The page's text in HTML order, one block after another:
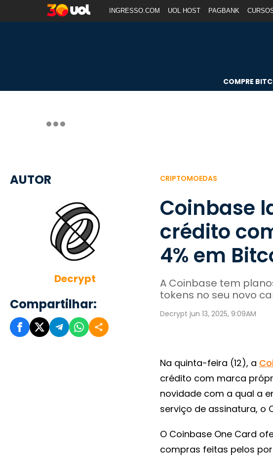
INGRESSO.COM UOL HOST PAGBANK
COMPRE
AUTOR
Decrypt
Compartilhar:
CRIPTOMOEDAS
Coinbase
crédito
4% em
A Coinbase tem
tokens no seu novo
Decrypt jun 13, 2025, 9:09AM
Na quinta-feira (12), a
crédito com marca
novidade com a qual a
serviço de assinatura, o
O Coinbase One Card
compras feitas pelos